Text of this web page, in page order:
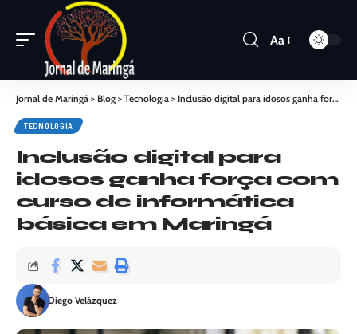
Aa
Jornal de Maringá > Blog > Tecnologia > Inclusão digital para idosos ganha força com curso de informática básica em Maringá
TECNOLOGIA
Inclusão digital para
idosos ganha força com
curso de informática
básica em Maringá
Diego Velázquez